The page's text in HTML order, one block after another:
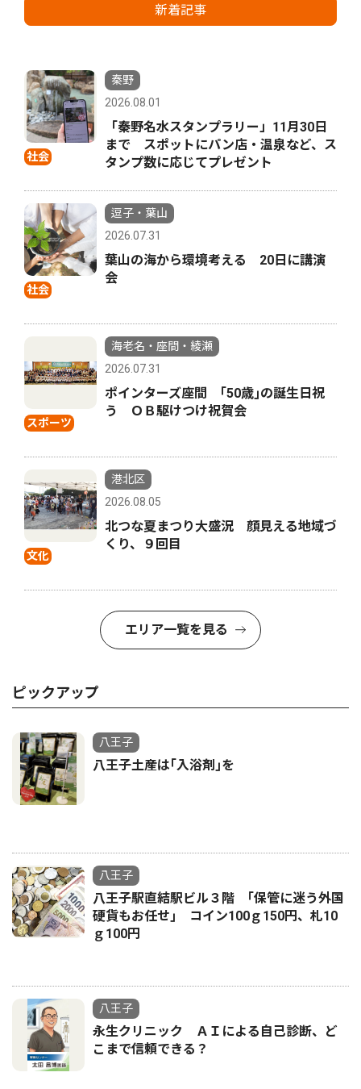
新着記事
社会
秦野
2026.08.01
「秦野名水スタンプラリー」11月30日
まで スポットにパン店・温泉など、ス
タンプ数に応じてプレゼント
社会
逗子・葉山
2026.07.31
葉山の海から環境考える 20日に講演
会
スポーツ
海老名・座間・綾瀬
2026.07.31
ポインターズ座間 ｢50歳｣の誕生日祝
う ＯＢ駆けつけ祝賀会
文化
港北区
2026.08.05
北つな夏まつり大盛況 顔見える地域づ
くり、９回目
エリア一覧を見る
ピックアップ
八王子
八王子土産は｢入浴剤｣を
八王子
八王子駅直結駅ビル３階 ｢保管に迷う外国
硬貨もお任せ｣ コイン100ｇ150円、札10
ｇ100円
八王子
永生クリニック ＡＩによる自己診断、ど
こまで信頼できる？